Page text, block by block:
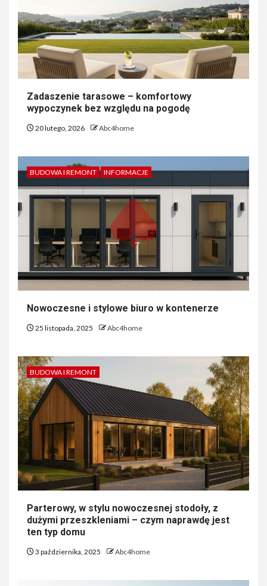
Zadaszenie tarasowe – komfortowy
wypoczynek bez względu na pogodę
20 lutego, 2026 Abc4home
BUDOWA I REMONT INFORMACJE
Nowoczesne i stylowe biuro w kontenerze
25 listopada, 2025 Abc4home
BUDOWA I REMONT
Parterowy, w stylu nowoczesnej stodoły, z
dużymi przeszkleniami – czym naprawdę jest
ten typ domu
3 października, 2025 Abc4home